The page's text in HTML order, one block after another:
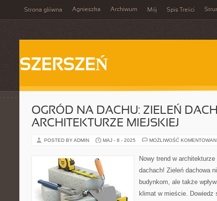
Strona główna Agnieszka Archiwum Mój Spis Treści
SZERSZEŃ
OGRÓD NA DACHU: ZIELEŃ
ARCHITEKTURZE MIEJSKIEJ
POSTED BY ADMIN MAJ - 8 - 2025 MOŻLIWOŚĆ
Nowy trend w
dachach! Zieleń dachowa
budynkom, ale także
klimat w mieście. Dowiedz